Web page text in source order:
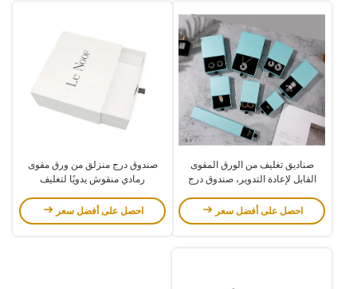
صناديق تغليف من الورق المقوى
القابل لإعادة التدوير، صندوق درج
احصل على أفضل سعر
صندوق درج منزلق من ورق مقوى
رمادي منقوش يدويًا لتغليف
احصل على أفضل سعر